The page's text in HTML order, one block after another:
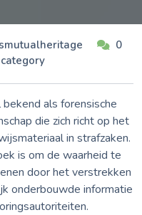
0
als forensische
die zich richt op het
in strafzaken.
is om de waarheid te
door het verstrekken
onderbouwde informatie